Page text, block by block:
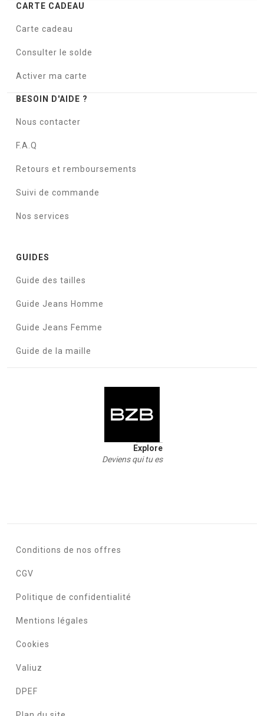
CARTE CADEAU
Carte cadeau
Consulter le solde
Activer ma carte
BESOIN D'AIDE ?
Nous contacter
F.A.Q
Retours et remboursements
Suivi de commande
Nos services
GUIDES
Guide des tailles
Guide Jeans Homme
Guide Jeans Femme
Guide de la maille
Explore
Deviens qui tu es
Conditions de nos offres
CGV
Politique de confidentialité
Mentions légales
Cookies
Valiuz
DPEF